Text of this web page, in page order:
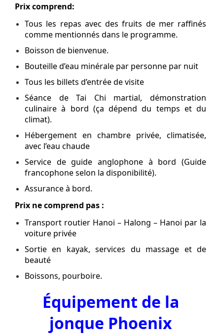
Prix comprend:
Tous les repas avec des fruits de mer raffinés
comme mentionnés dans le programme.
Boisson de bienvenue.
Bouteille d’eau minérale par personne par nuit
Tous les billets d’entrée de visite
Séance de Tai Chi martial, démonstration
culinaire à bord (ça dépend du temps et du
climat).
Hébergement en chambre privée, climatisée,
avec l’eau chaude
Service de guide anglophone à bord (Guide
francophone selon la disponibilité).
Assurance à bord.
Prix ne comprend pas :
Transport routier Hanoi – Halong – Hanoi par la
voiture privée
Sortie en kayak, services du massage et de
beauté
Boissons, pourboire.
Équipement de la
jonque Phoenix